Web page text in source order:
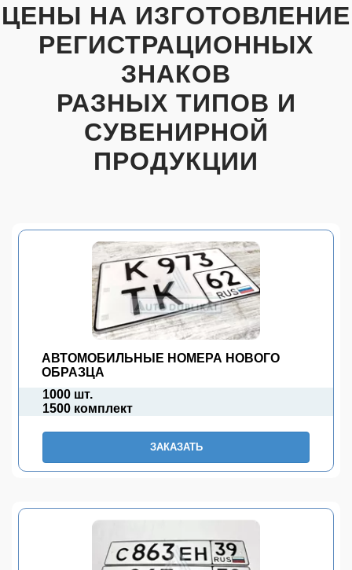
ЦЕНЫ НА ИЗГОТОВЛЕНИЕ
РЕГИСТРАЦИОННЫХ
ЗНАКОВ
РАЗНЫХ ТИПОВ И
СУВЕНИРНОЙ
ПРОДУКЦИИ
АВТОМОБИЛЬНЫЕ НОМЕРА НОВОГО
ОБРАЗЦА
1000 шт.
1500 комплект
ЗАКАЗАТЬ